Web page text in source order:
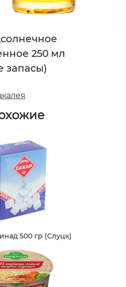
250 мл
запасы)
500 гр (Слуцк)